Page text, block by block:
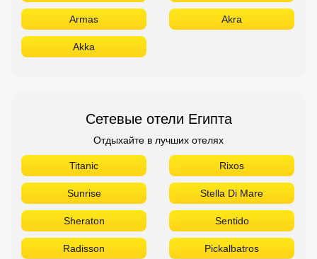
Armas Akra
Akka
Сетевые отели Египта
Отдыхайте в лучших отелях
Titanic Rixos
Sunrise Stella Di Mare
Sheraton Sentido
Radisson Pickalbatros